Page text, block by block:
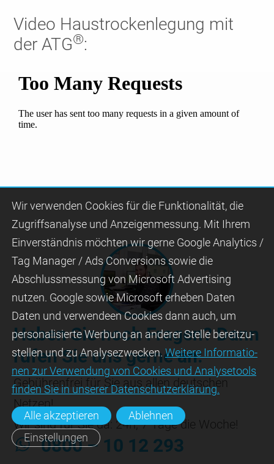
Video Haustrockenlegung mit
der ATG®:
Haben Sie noch Fragen? Dann
rufen Sie uns gerne an:
Gebühren­frei für Sie aus allen deutschen
Netzen!
Wir sind für Sie da: 24h, 7 Tage die Woche!
0800 – 10 12 293
Wir ver­wen­den Cookies für die Funktio­na­lität, die
Zugriffs­ana­lyse und Anzei­gen­mes­sung. Mit Ihrem
Ein­ver­ständ­nis möchten wir gerne Google Analytics /
Tag Manager / Ads Con­ver­sions sowie die
Abschluss­mes­sung von Micro­soft Adver­tising
nutzen. Google sowie Micro­soft erheben Daten
Daten und verwendeen Cookies dann auch, um
perso­nali­sierte Wer­bung an ande­rer Stelle bereit­zu­
stel­len und zu Ana­lyse­zwecken.Wei­tere Infor­matio­
nen zur Ver­wen­dung von Cookies und Ana­lyse­tools
fin­den Sie in unserer Daten­schutz­erklä­rung.
Alle akzeptieren
Ablehnen
Einstellungen